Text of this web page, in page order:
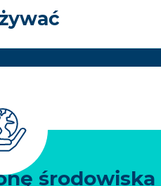
środowiska